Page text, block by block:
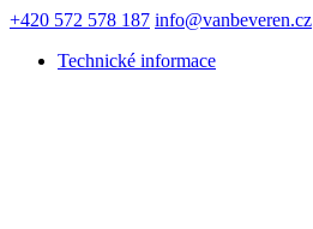
+420 572 578 187 info@vanbeveren.cz
Technické informace